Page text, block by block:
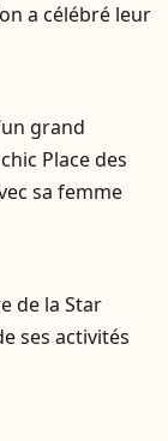
a célébré leur
grand
Place des
sa femme
de la Star
ses activités